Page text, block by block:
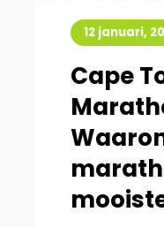
12 januari,
Cape